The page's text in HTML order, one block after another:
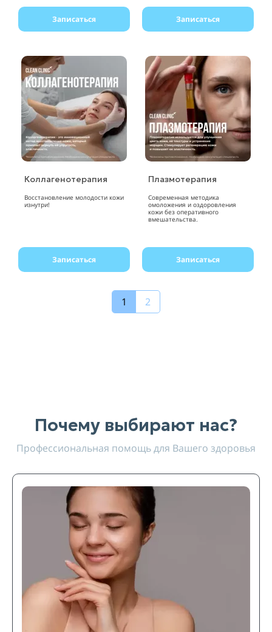
Записаться Записаться
Коллагенотерапия
Восстановление молодости кожи
изнутри!
Записаться
Плазмотерапия
Современная методика
омоложения и оздоровления
кожи без оперативного
вмешательства.
Записаться
1 2
Почему выбирают нас?
Профессиональная помощь для Вашего здоровья